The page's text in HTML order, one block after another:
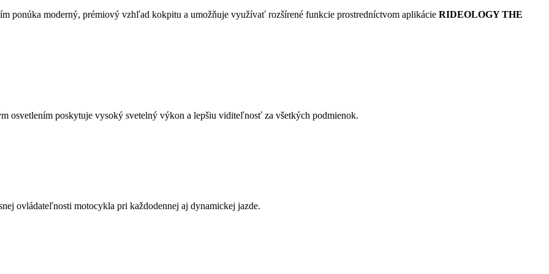
ponúka moderný, prémiový vzhľad kokpitu a umožňuje využívať rozšírené funkcie prostredníctvom aplikácie RIDEOLOGY THE
osvetlením poskytuje vysoký svetelný výkon a lepšiu viditeľnosť za všetkých podmienok.
ovládateľnosti motocykla pri každodennej aj dynamickej jazde.